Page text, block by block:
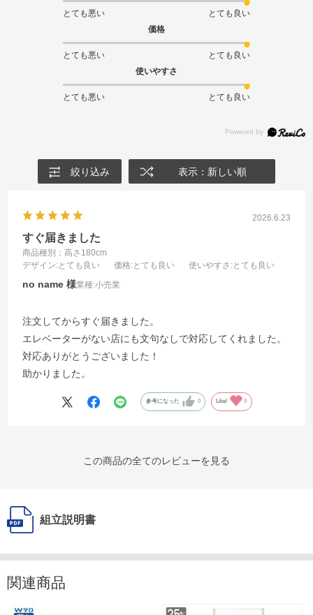
とても悪い
とても良い
価格
とても悪い
とても良い
使いやすさ
とても悪い とても良い
絞り込み 表示：新しい順
2026.6.23
すぐ届きました
商品種別：高さ180cm
デザイン:とても良い 価格:とても良い 使いやすさ :とても良い
no name 業種:小売業
注文してからすぐ届きました。
エレベーターがない店にも文句なしで対応してくれました。
対応ありがとうございました！
助かりました。
参考になった 0 Like! 0
この商品の全てのレビューを見る
組立説明書
関連商品